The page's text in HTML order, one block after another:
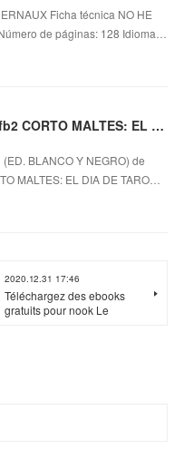
Ficha técnica NO HE
de páginas: 128 Idioma…
Libros en ingles descarga gratis fb2 CORTO MALTES: EL DIA DE TAROWEAN (ED. BLANCO Y NEGRO)
BLANCO Y NEGRO) de
MALTES: EL DIA DE TARO…
2020.12.31 17:46
Téléchargez des ebooks
gratuits pour nook Le